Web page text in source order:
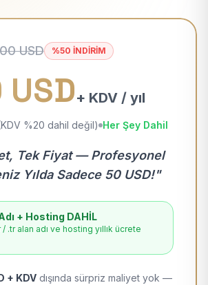
USD %50 İNDİRİM
+ KDV / yıl
%20 dahil değil) Her Şey Dahil
Tek Fiyat — Profesyonel
Yılda Sadece 50 USD!"
+ Hosting DAHİL
/ .tr alan adı ve hosting yıllık ücrete
+ KDV dışında sürpriz maliyet yok —